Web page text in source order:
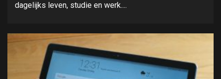
dagelijks leven, studie en werk....